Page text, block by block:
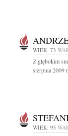
WIEK: 73
Z głębokim
sierpnia 2009
WIEK: 95